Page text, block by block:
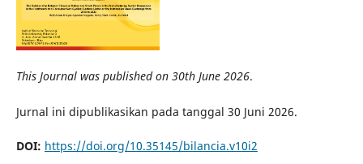
This Journal was published on 30th June 2026.
Jurnal ini dipublikasikan pada tanggal 30 Juni 2026.
DOI: https://doi.org/10.35145/bilancia.v10i2